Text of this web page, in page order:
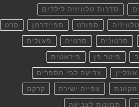
סדרות טלוויזיה לילדים
ספורט ספיידרמן סרט
סרטונים סרטים פאזלים
פיטר פן פיראטים
צביעה לפי מספרים
צפייה ישירה קרקס
תמונות לצביעה